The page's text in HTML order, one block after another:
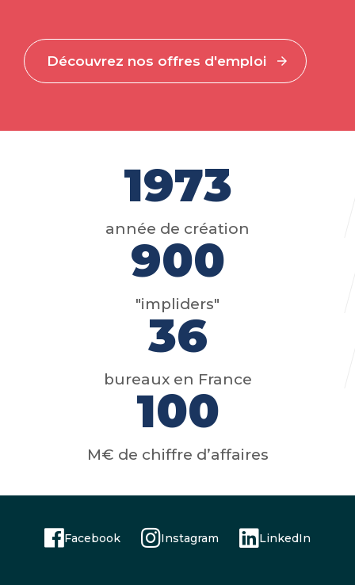
Découvrez nos offres d'emploi
1973
année de création
900
"impliders"
36
bureaux en France
100
M€ de chiffre d’affaires
Facebook Instagram LinkedIn